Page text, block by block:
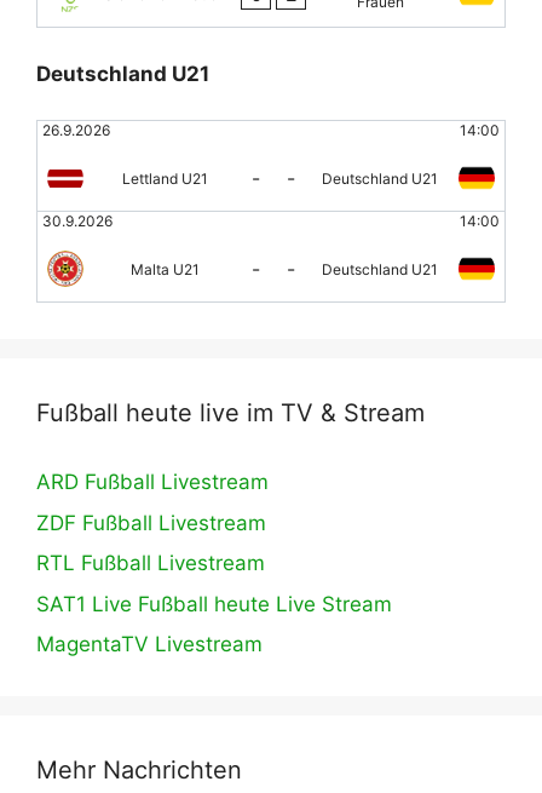
Deutschland U21
26.9.2026 14:00
Lettland U21 - - Deutschland U21
30.9.2026 14:00
Malta U21 - - Deutschland U21
Fußball heute live im TV & Stream
ARD Fußball Livestream
ZDF Fußball Livestream
RTL Fußball Livestream
SAT1 Live Fußball heute Live Stream
MagentaTV Livestream
Mehr Nachrichten